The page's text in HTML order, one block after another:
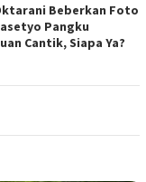
Beberkan Foto
Pangku
Cantik, Siapa Ya?